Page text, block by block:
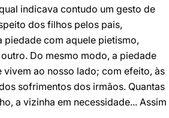
indicava contudo um gesto de
dos filhos pelos pais,
com aquele pietismo,
Do mesmo modo, a piedade
ao nosso lado; com efeito, às
sofrimentos dos irmãos. Quantas
a vizinha em necessidade... Assim